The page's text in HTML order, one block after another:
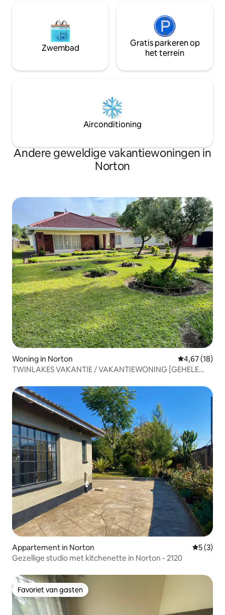
Zwembad
Gratis parkeren op
het terrein
Airconditioning
Andere geweldige vakantiewoningen in
Norton
Woning in Norton Gemiddelde
4,67 (18)
TWINLAKES VAKANTIE / VAKANTIEWONING [GEHELE
Appartement in Norton
5 (3)
Gezellige studio met kitchenette in Norton - 2120
Favoriet van gasten
Favoriet van gasten